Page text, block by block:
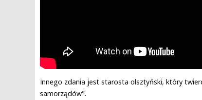
Innego zdania jest starosta olsztyński, który
samorządów".